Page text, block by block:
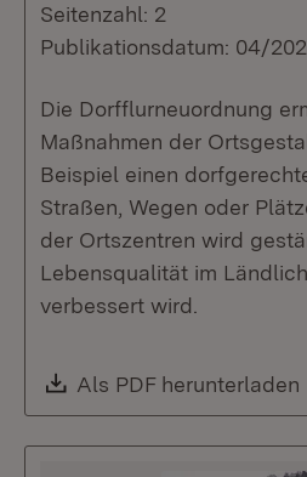
Seitenzahl: 2
Publikationsdatum: 04/
Die Dorfflurneuordnung
Maßnahmen der
Beispiel einen
Straßen, Wegen oder
der Ortszentren wird
Lebensqualität im
verbessert wird.
Download:
Als PDF herunterladen